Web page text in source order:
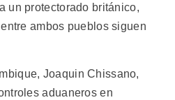
un protectorado británico,
ambos pueblos siguen
Joaquin Chissano,
aduaneros en